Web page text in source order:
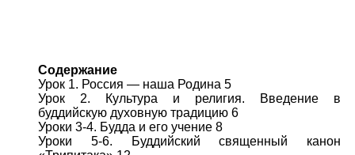
Содержание
Урок 1. Россия — наша Родина 5
Урок 2. Культура и религия. Введение в
буддийскую духовную традицию 6
Уроки 3-4. Будда и его учение 8
Уроки 5-6. Буддийский священный канон